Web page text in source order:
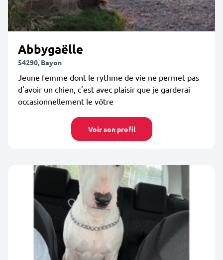
Abbygaëlle
54290, Bayon
Jeune femme dont le rythme de vie ne permet pas
d'avoir un chien, c'est avec plaisir que je garderai
occasionnellement le vôtre
Voir son profil